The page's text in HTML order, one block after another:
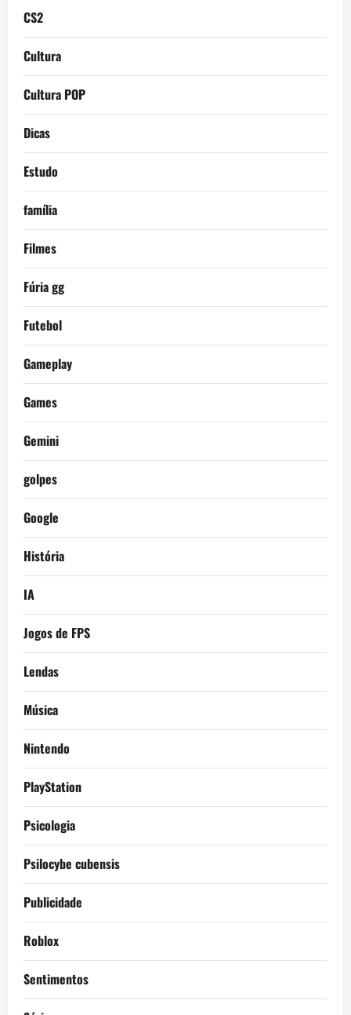
CS2
Cultura
Cultura POP
Dicas
Estudo
família
Filmes
Fúria gg
Futebol
Gameplay
Games
Gemini
golpes
Google
História
IA
Jogos de FPS
Lendas
Música
Nintendo
PlayStation
Psicologia
Psilocybe cubensis
Publicidade
Roblox
Sentimentos